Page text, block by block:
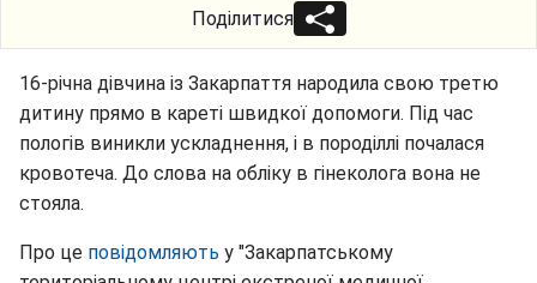
Поділитися
16-річна дівчина із Закарпаття народила свою третю
дитину прямо в кареті швидкої допомоги. Під час
пологів виникли ускладнення, і в породіллі почалася
кровотеча. До слова на обліку в гінеколога вона не
стояла.
Про це повідомляють у "Закарпатському